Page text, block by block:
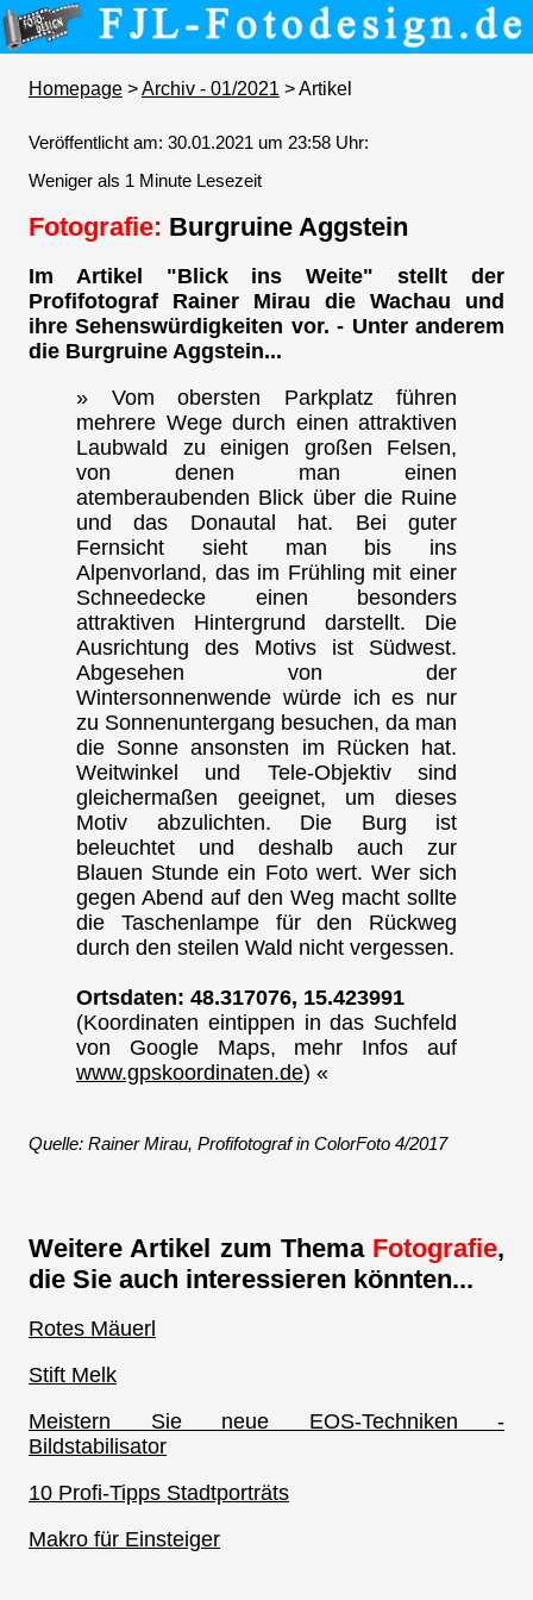
Homepage >Archiv - 01/2021 > Artikel
Veröffentlicht am: 30.01.2021 um 23:58 Uhr:
Weniger als 1 Minute Lesezeit
Fotografie: Burgruine Aggstein
Im Artikel "Blick ins Weite" stellt der
Profifotograf Rainer Mirau die Wachau und
ihre Sehenswürdigkeiten vor. - Unter anderem
die Burgruine Aggstein...
» Vom obersten Parkplatz führen
mehrere Wege durch einen attraktiven
Laubwald zu einigen großen Felsen,
von denen man einen
atemberaubenden Blick über die Ruine
und das Donautal hat. Bei guter
Fernsicht sieht man bis ins
Alpenvorland, das im Frühling mit einer
Schneedecke einen besonders
attraktiven Hintergrund darstellt. Die
Ausrichtung des Motivs ist Südwest.
Abgesehen von der
Wintersonnenwende würde ich es nur
zu Sonnenuntergang besuchen, da man
die Sonne ansonsten im Rücken hat.
Weitwinkel und Tele-Objektiv sind
gleichermaßen geeignet, um dieses
Motiv abzulichten. Die Burg ist
beleuchtet und deshalb auch zur
Blauen Stunde ein Foto wert. Wer sich
gegen Abend auf den Weg macht sollte
die Taschenlampe für den Rückweg
durch den steilen Wald nicht vergessen.
Ortsdaten: 48.317076, 15.423991
(Koordinaten eintippen in das Suchfeld
von Google Maps, mehr Infos auf
www.gpskoordinaten.de) «
Quelle: Rainer Mirau, Profifotograf in ColorFoto 4/2017
Weitere Artikel zum Thema Fotografie,
die Sie auch interessieren könnten...
Rotes Mäuerl
Stift Melk
Meistern Sie neue EOS-Techniken -
Bildstabilisator
10 Profi-Tipps Stadtporträts
Makro für Einsteiger